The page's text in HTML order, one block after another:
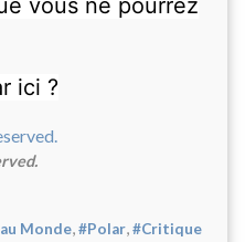
vous ne pourrez
ici ?
Monde,#Polar,#Critique